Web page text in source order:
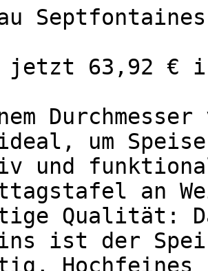
jetzt 63,92
um
und
an
Qualität:
ist der